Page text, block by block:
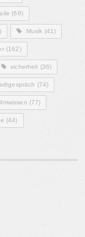
(68)
Musik (41)
(162)
sicherheit (36)
(74)
(77)
(44)